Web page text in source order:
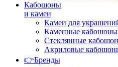
Кабошоны
и камеи
Камеи для
Каменные кабошоны
Стеклянные
Акриловые
👉Бренды